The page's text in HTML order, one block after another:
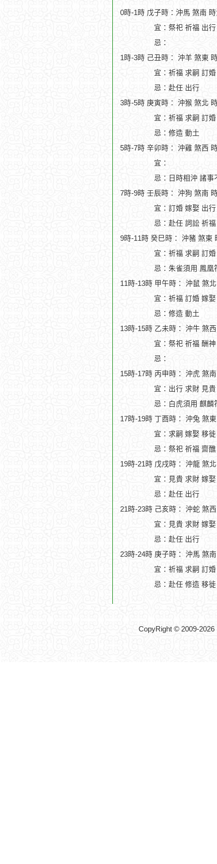
0時-1時 戊子時：沖馬 煞南
宜：祭祀 祈福 出
忌：
1時-3時 己丑時： 沖羊 煞東
宜：祈福 求嗣 訂
忌：赴任 出行
3時-5時 庚寅時： 沖猴 煞北
宜：祈福 求嗣 訂
忌：修造 動土
5時-7時 辛卯時： 沖雞 煞西
宜：
忌：日時相沖 諸事
7時-9時 壬辰時： 沖狗 煞南
宜：訂婚 嫁娶 出
忌：赴任 詞訟 祈
9時-11時 癸巳時： 沖豬 煞東
宜：祈福 求嗣 訂
忌：朱雀須用 鳳凰
11時-13時 甲午時： 沖鼠 煞
宜：祈福 訂婚 嫁
忌：修造 動土
13時-15時 乙未時： 沖牛 煞
宜：祭祀 祈福 酬
忌：
15時-17時 丙申時： 沖虎 煞
宜：出行 求財 見
忌：白虎須用 麒麟
17時-19時 丁酉時： 沖兔 煞
宜：求嗣 嫁娶 移
忌：祭祀 祈福 齋
19時-21時 戊戌時： 沖龍 煞
宜：見貴 求財 嫁
忌：赴任 出行
21時-23時 己亥時： 沖蛇 煞
宜：見貴 求財 嫁
忌：赴任 出行
23時-24時 庚子時： 沖馬 煞
宜：祈福 求嗣 訂
忌：赴任 修造 移
CopyRight © 2009-2026